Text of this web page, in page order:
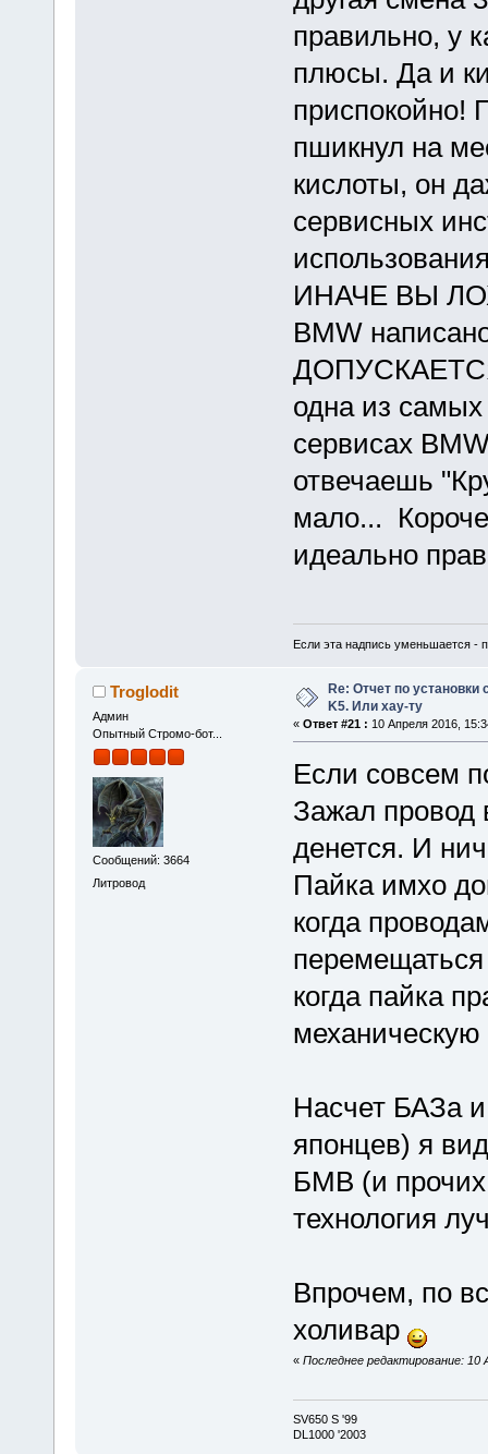
правильно, у
плюсы. Да и
приспокойно!
пшикнул на
кислоты, он
сервисных
ИНАЧЕ ВЫ
BMW
одна из самых
сервисах
отвечаешь
мало... Короче
идеально
Если эта надпись уменьшается -
Troglodit
Админ
Опытный Стромо-бот...
Сообщений: 3664
Литровод
Re: Отчет по установки
K5. Или хау-ту
« Ответ #21 : 10 Апреля 2016,
Если совсем
Зажал провод
денется. И
Пайка имхо
когда
перемещаться
когда пайка
механическую
Насчет БАЗа
японцев) я
БМВ (и
технология
Впрочем, по
холивар
« Последнее редактирование: 10
SV650 S '99
DL1000 '2003